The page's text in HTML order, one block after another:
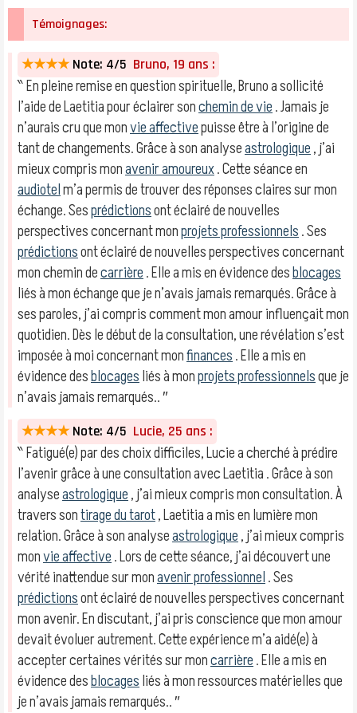
Témoignages:
★★★★ Note: 4/5 Bruno, 19 ans :
‶ En pleine remise en question spirituelle, Bruno a sollicité
l’aide de Laetitia pour éclairer sonchemin de vie. Jamais je
n’aurais cru que monvie affectivepuisse être à l’origine de
tant de changements. Grâce à son analyseastrologique, j’ai
mieux compris monavenir amoureux. Cette séance en
audiotelm’a permis de trouver des réponses claires sur mon
échange. Sesprédictionsont éclairé de nouvelles
perspectives concernant monprojets professionnels. Ses
prédictionsont éclairé de nouvelles perspectives concernant
mon chemin decarrière. Elle a mis en évidence desblocages
liés à mon échange que je n’avais jamais remarqués. Grâce à
ses paroles, j’ai compris comment mon amour influençait mon
quotidien. Dès le début de la consultation, une révélation s’est
imposée à moi concernant monfinances. Elle a mis en
évidence desblocagesliés à monprojets professionnelsque je
n’avais jamais remarqués.. ″
★★★★ Note: 4/5 Lucie, 25 ans :
‶ Fatigué(e) par des choix difficiles, Lucie a cherché à prédire
l’avenir grâce à une consultation avec Laetitia . Grâce à son
analyseastrologique, j’ai mieux compris mon consultation. À
travers sontirage du tarot, Laetitia a mis en lumière mon
relation. Grâce à son analyseastrologique, j’ai mieux compris
monvie affective. Lors de cette séance, j’ai découvert une
vérité inattendue sur monavenir professionnel. Ses
prédictionsont éclairé de nouvelles perspectives concernant
mon avenir. En discutant, j’ai pris conscience que mon amour
devait évoluer autrement. Cette expérience m’a aidé(e) à
accepter certaines vérités sur moncarrière. Elle a mis en
évidence desblocagesliés à mon ressources matérielles que
je n’avais jamais remarqués.. ″